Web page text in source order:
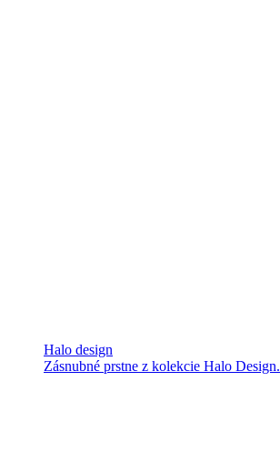
Halo design
Zásnubné prstne z kolekcie Halo Design.